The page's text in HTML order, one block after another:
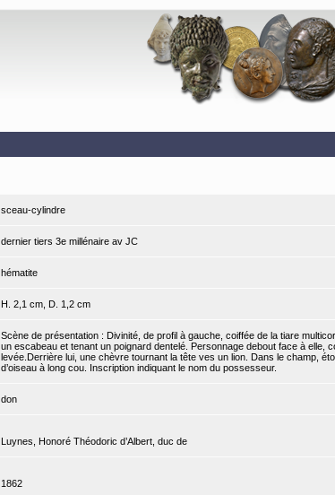
sceau-cylindre
dernier tiers 3e millénaire av JC
hématite
H. 2,1 cm, D. 1,2 cm
Scène de présentation : Divinité, de profil à gauche, coiffée de la tiare
un escabeau et tenant un poignard dentelé. Personnage debout face à elle,
levée.Derrière lui, une chèvre tournant la tête ves un lion. Dans le champ,
d’oiseau à long cou. Inscription indiquant le nom du possesseur.
don
Luynes, Honoré Théodoric d’Albert, duc de
1862